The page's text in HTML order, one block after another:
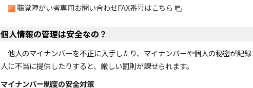
聴覚障がい者専用お問い合わせFAX番号はこちら
個人情報の管理は安全なの？
他人のマイナンバーを不正に入手したり、マイナンバーや個人の秘密が記
人に不当に提供したりすると、厳しい罰則が課せられます。
マイナンバー制度の安全対策